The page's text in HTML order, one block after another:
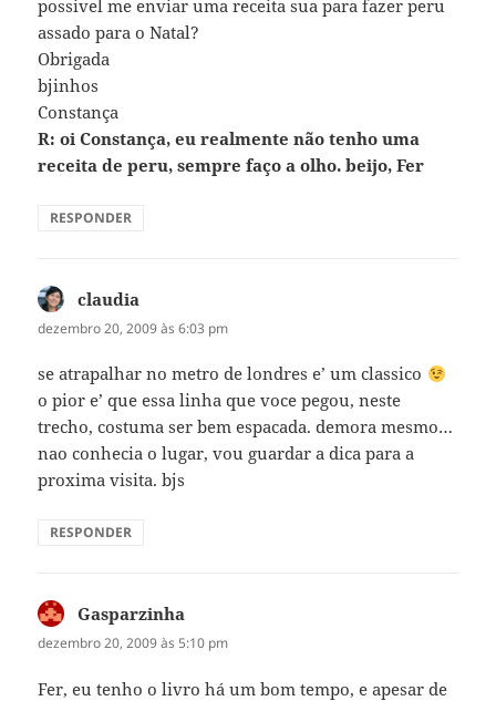
possivel me enviar uma receita sua para fazer peru
assado para o Natal?
Obrigada
bjinhos
Constança
R: oi Constança, eu realmente não tenho uma
receita de peru, sempre faço a olho. beijo, Fer
RESPONDER
claudia
dezembro 20, 2009 às 6:03 pm
se atrapalhar no metro de londres e’ um classico
o pior e’ que essa linha que voce pegou, neste
trecho, costuma ser bem espacada. demora mesmo…
nao conhecia o lugar, vou guardar a dica para a
proxima visita. bjs
RESPONDER
Gasparzinha
dezembro 20, 2009 às 5:10 pm
Fer, eu tenho o livro há um bom tempo, e apesar de